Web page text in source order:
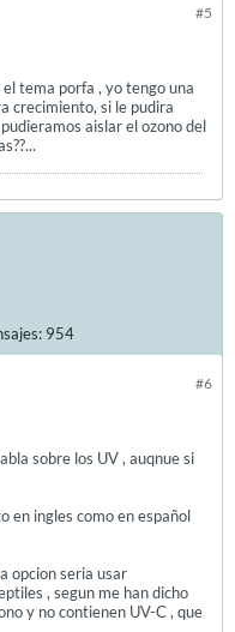
#5
tema porfa , yo tengo una
crecimiento, si le pudira
aislar el ozono del
954
#6
sobre los UV , auqnue si
en ingles como en español
opcion seria usar
, segun me han dicho
y no contienen UV-C , que